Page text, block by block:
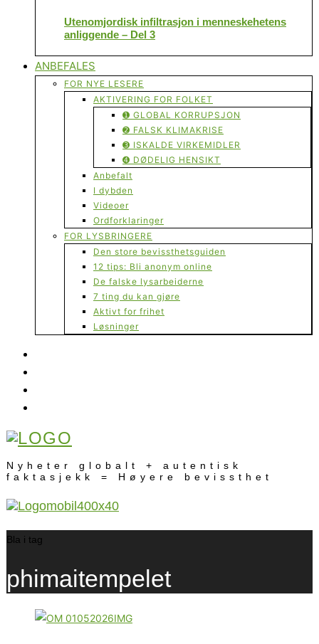
Utenomjordisk infiltrasjon i menneskehetens
anliggende – Del 3
ANBEFALES
FOR NYE LESERE
AKTIVERING FOR FOLKET
➊ GLOBAL KORRUPSJON
➋ FALSK KLIMAKRISE
➌ ISKALDE VIRKEMIDLER
➍ DØDELIG HENSIKT
Anbefalt
I dybden
Videoer
Ordforklaringer
FOR LYSBRINGERE
Den store bevissthetsguiden
12 tips: Bli anonym online
De falske lysarbeiderne
7 ting du kan gjøre
Aktivt for frihet
Løsninger
Nyheter globalt + autentisk
faktasjekk = Høyere bevissthet
Bla i tag
phimaitempelet